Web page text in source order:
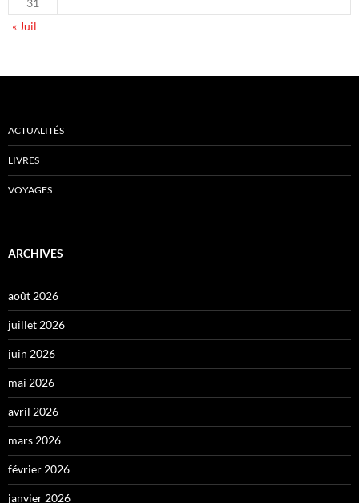
31
« Juil
ACTUALITÉS
LIVRES
VOYAGES
ARCHIVES
août 2026
juillet 2026
juin 2026
mai 2026
avril 2026
mars 2026
février 2026
janvier 2026